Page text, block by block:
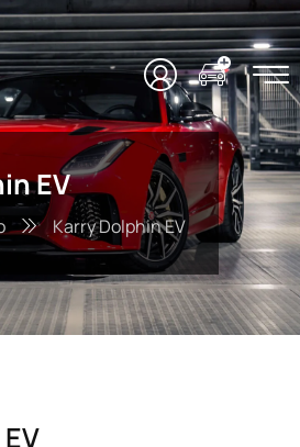
EV
Karry Dolphin EV